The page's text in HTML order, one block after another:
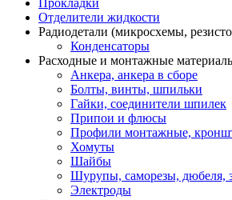
Прокладки
Отделители жидкости
Радиодетали (микросхемы,
Конденсаторы
Расходные и монтажные
Анкера, анкера в сборе
Болты, винты, шпильки
Гайки, соединители шпилек
Припои и флюсы
Профили монтажные,
Хомуты
Шайбы
Шурупы, саморезы, дюбеля,
Электроды